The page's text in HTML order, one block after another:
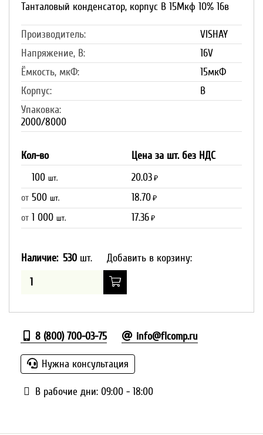
Танталовый конденсатор, корпус B 15Мкф 10% 16в
Производитель:
VISHAY
Напряжение, В:
16V
Ёмкость, мкФ:
15мкФ
Корпус:
B
Упаковка:
2000/8000
Кол-во
Цена за шт. без НДС
100 шт. 20.03 ₽
от 500 шт. 18.70 ₽
от 1 000 шт. 17.36 ₽
Наличие: 530 шт. Добавить в корзину:
8 (800) 700-03-75 info@flcomp.ru
Нужна консультация
В рабочие дни: 09:00 - 18:00